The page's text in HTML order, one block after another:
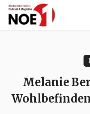
Melanie